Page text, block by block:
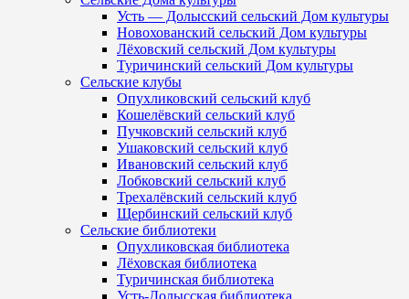
Усть — Долысский сельский Дом культуры
Новохованский сельский Дом культуры
Лёховский сельский Дом культуры
Туричинский сельский Дом культуры
Сельские клубы
Опухликовский сельский клуб
Кошелёвский сельский клуб
Пучковский сельский клуб
Ушаковский сельский клуб
Ивановский сельский клуб
Лобковский сельский клуб
Трехалёвский сельский клуб
Щербинский сельский клуб
Сельские библиотеки
Опухликовская библиотека
Лёховская библиотека
Туричинская библиотека